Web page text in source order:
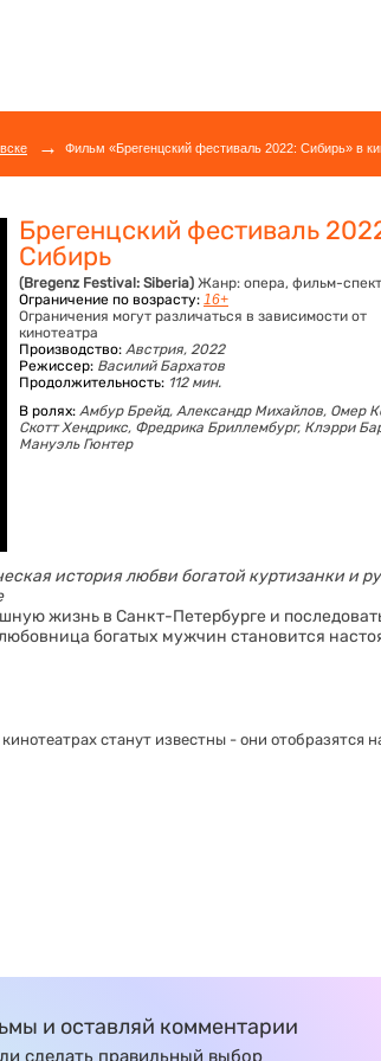
→ Фильм «Брегенцский фестиваль 2022: Сибирь» в
Брегенцский фестиваль
Сибирь
(Bregenz Festival: Siberia) Жанр: опера, фильм-
Ограничение по возрасту: 16+
Ограничения могут различаться в зависимости от
кинотеатра
Производство: Австрия, 2022
Режиссер: Василий Бархатов
Продолжительность: 112 мин.
В ролях: Амбур Брейд, Александр Михайлов, Омер
Скотт Хендрикс, Фредрика Бриллембург, Клэрри
Мануэль Гюнтер
история любви богатой куртизанки и
жизнь в Санкт-Петербурге и
богатых мужчин становится
станут известны - они отобразятся
и оставляй комментарии
сделать правильный выбор